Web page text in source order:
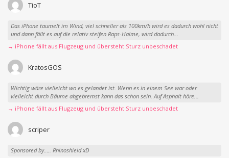
TioT
Das iPhone taumelt im Wind, viel schneller als 100km/h wird es dadurch wohl nicht
und dann fällt es auf die relativ steifen Raps-Halme, wird dadurch...
→ iPhone fällt aus Flugzeug und übersteht Sturz unbeschadet
KratosGOS
Wichtig wäre vielleicht wo es gelandet ist. Wenn es in einem See war oder
vielleicht durch Bäume abgebremst kann das schon sein. Auf Asphalt höre...
→ iPhone fällt aus Flugzeug und übersteht Sturz unbeschadet
scriper
Sponsored by….. Rhinoshield xD